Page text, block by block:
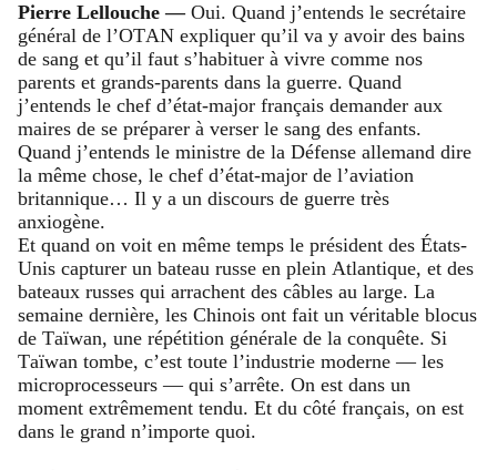
Pierre Lellouche —Oui. Quand j’entends le secrétaire
général de l’OTAN expliquer qu’il va y avoir des bains
de sang et qu’il faut s’habituer à vivre comme nos
parents et grands-parents dans la guerre. Quand
j’entends le chef d’état-major français demander aux
maires de se préparer à verser le sang des enfants.
Quand j’entends le ministre de la Défense allemand dire
la même chose, le chef d’état-major de l’aviation
britannique… Il y a un discours de guerre très
anxiogène.
Et quand on voit en même temps le président des États-
Unis capturer un bateau russe en plein Atlantique, et des
bateaux russes qui arrachent des câbles au large. La
semaine dernière, les Chinois ont fait un véritable blocus
de Taïwan, une répétition générale de la conquête. Si
Taïwan tombe, c’est toute l’industrie moderne — les
microprocesseurs — qui s’arrête. On est dans un
moment extrêmement tendu. Et du côté français, on est
dans le grand n’importe quoi.